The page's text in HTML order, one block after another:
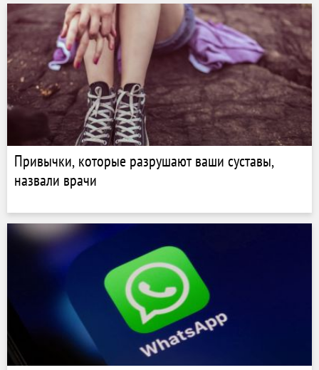
Привычки, которые разрушают ваши суставы,
назвали врачи